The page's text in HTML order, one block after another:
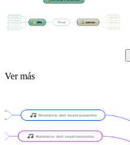
Ver más